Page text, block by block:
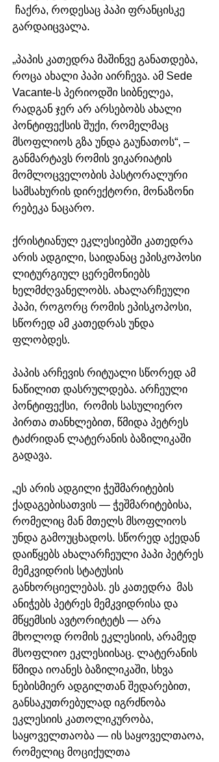
ჩაქრა, როდესაც პაპი ფრანცისკე
გარდაიცვალა.
„პაპის კათედრა მაშინვე განათდება,
როცა ახალი პაპი აირჩევა. ამ Sede
Vacante-ს პერიოდში სიბნელეა,
რადგან ჯერ არ არსებობს ახალი
პონტიფექსის შუქი, რომელმაც
მსოფლიოს გზა უნდა გაუნათოს“, –
განმარტავს რომის ვიკარიატის
მომლოცველობის პასტორალური
სამსახურის დირექტორი, მონაზონი
რებეკა ნაცარო.
ქრისტიანულ ეკლესიებში კათედრა
არის ადგილი, საიდანაც ეპისკოპოსი
ლიტურგიულ ცერემონიებს
ხელმძღვანელობს. ახალარჩეული
პაპი, როგორც რომის ეპისკოპოსი,
სწორედ ამ კათედრას უნდა
ფლობდეს.
პაპის არჩევის რიტუალი სწორედ ამ
ნაწილით დასრულდება. არჩეული
პონტიფექსი,  რომის სასულიერო
პირთა თანხლებით, წმიდა პეტრეს
ტაძრიდან ლატერანის ბაზილიკაში
გადავა.
„ეს არის ადგილი ჭეშმარიტების
ქადაგებისათვის — ჭეშმარიტებისა,
რომელიც მან მთელს მსოფლიოს
უნდა გამოუცხადოს. სწორედ აქედან
დაიწყებს ახალარჩეული პაპი პეტრეს
მემკვიდრის სტატუსის
განხორციელებას. ეს კათედრა  მას
ანიჭებს პეტრეს მემკვიდრისა და
მწყემსის ავტორიტეტს — არა
მხოლოდ რომის ეკლესიის, არამედ
მსოფლიო ეკლესიისაც. ლატერანის
წმიდა იოანეს ბაზილიკაში, სხვა
ნებისმიერ ადგილთან შედარებით,
განსაკუთრებულად იგრძნობა
ეკლესიის კათოლიკურობა,
საყოველთაობა — ის საყოველთაოა,
რომელიც მოციქულთა